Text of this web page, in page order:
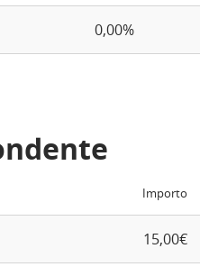
0,00%
Importo
15,00€